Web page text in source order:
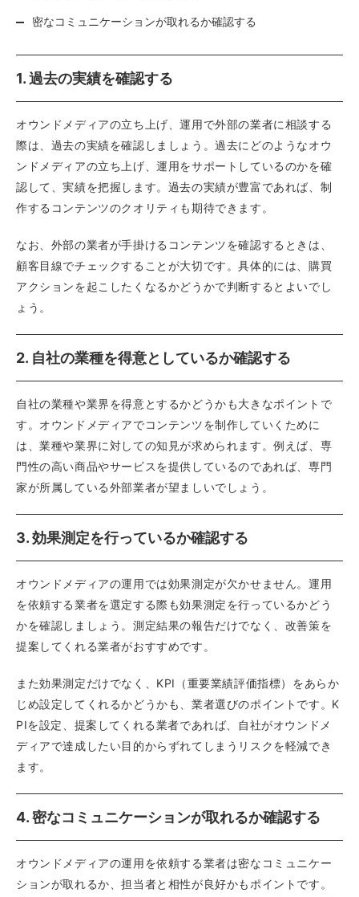
密なコミュニケーションが取れるか確認する
1. 過去の実績を確認する
オウンドメディアの立ち上げ、運用で外部の業者に相談する
際は、過去の実績を確認しましょう。過去にどのようなオウ
ンドメディアの立ち上げ、運用をサポートしているのかを確
認して、実績を把握します。過去の実績が豊富であれば、制
作するコンテンツのクオリティも期待できます。
なお、外部の業者が手掛けるコンテンツを確認するときは、
顧客目線でチェックすることが大切です。具体的には、購買
アクションを起こしたくなるかどうかで判断するとよいでし
ょう。
2. 自社の業種を得意としているか確認する
自社の業種や業界を得意とするかどうかも大きなポイントで
す。オウンドメディアでコンテンツを制作していくために
は、業種や業界に対しての知見が求められます。例えば、専
門性の高い商品やサービスを提供しているのであれば、専門
家が所属している外部業者が望ましいでしょう。
3. 効果測定を行っているか確認する
オウンドメディアの運用では効果測定が欠かせません。運用
を依頼する業者を選定する際も効果測定を行っているかどう
かを確認しましょう。測定結果の報告だけでなく、改善策を
提案してくれる業者がおすすめです。
また効果測定だけでなく、KPI（重要業績評価指標）をあらか
じめ設定してくれるかどうかも、業者選びのポイントです。K
PIを設定、提案してくれる業者であれば、自社がオウンドメ
ディアで達成したい目的からずれてしまうリスクを軽減でき
ます。
4. 密なコミュニケーションが取れるか確認する
オウンドメディアの運用を依頼する業者は密なコミュニケー
ションが取れるか、担当者と相性が良好かもポイントです。